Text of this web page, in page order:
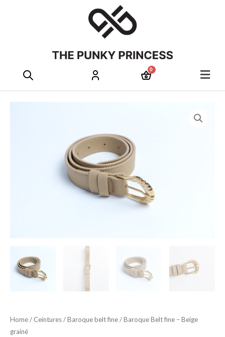
PANIER Menu
Home/ Ceintures/Baroque belt fine/ Baroque Belt fine – Beige
grainé